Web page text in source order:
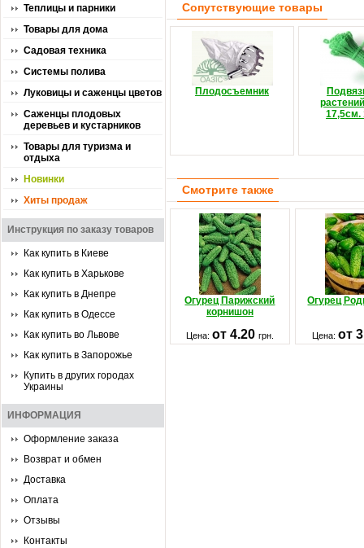
Теплицы и парники
Товары для дома
Садовая техника
Системы полива
Луковицы и саженцы цветов
Саженцы плодовых
деревьев и кустарников
Товары для туризма и
отдыха
Новинки
Хиты продаж
Инструкция по заказу товаров
Как купить в Киеве
Как купить в Харькове
Как купить в Днепре
Как купить в Одессе
Как купить во Львове
Как купить в Запорожье
Купить в других городах
Украины
ИНФОРМАЦИЯ
Оформление заказа
Возврат и обмен
Доставка
Оплата
Отзывы
Контакты
Сопутствующие товары
Плодосъемник
17,5см.
Смотрите также
Огурец Парижский
корнишон
Огурец
Цена: от 4.20 грн. Цена: от